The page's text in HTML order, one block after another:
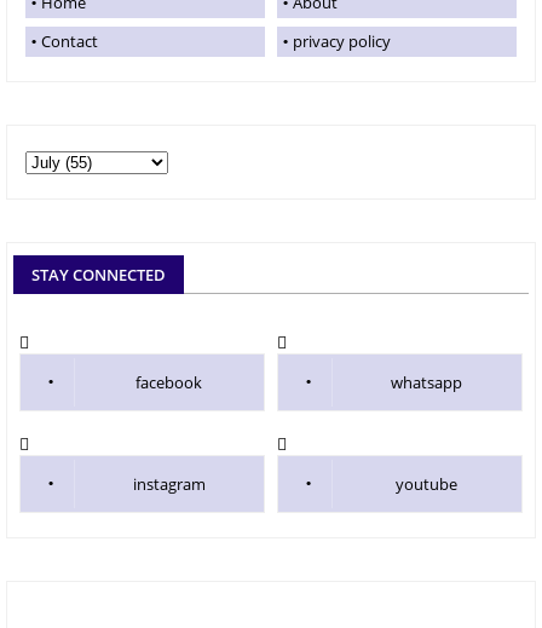
Contact
privacy policy
STAY CONNECTED
facebook whatsapp
instagram youtube